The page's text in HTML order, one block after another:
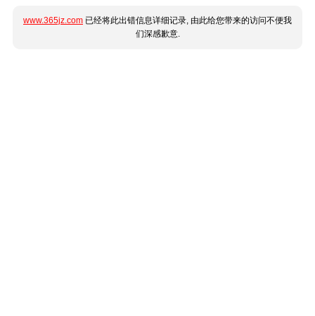
www.365jz.com 已经将此出错信息详细记录, 由此给您带来的访问不便我
们深感歉意.